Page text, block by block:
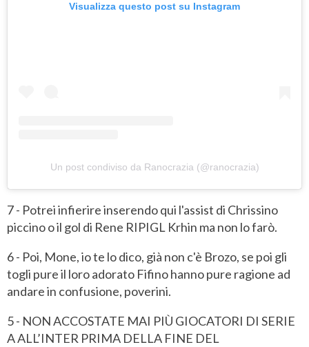
Visualizza questo post su Instagram
Un post condiviso da Ranocrazia (@ranocrazia)
7 - Potrei infierire inserendo qui l'assist di Chrissino
piccino o il gol di Rene RIPIGL Krhin ma non lo farò.
6 - Poi, Mone, io te lo dico, già non c'è Brozo, se poi gli
togli pure il loro adorato Fifino hanno pure ragione ad
andare in confusione, poverini.
5 - NON ACCOSTATE MAI PIÙ GIOCATORI DI SERIE
A ALL’INTER PRIMA DELLA FINE DEL